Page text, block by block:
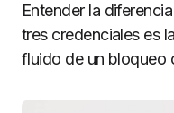
Entender la
tres credenciales es
fluido de un bloqueo